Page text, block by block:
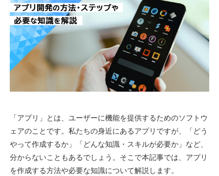
「アプリ」とは、ユーザーに機能を提供するためのソフトウ
ェアのことです。私たちの身近にあるアプリですが、「どう
やって作成するか」「どんな知識・スキルが必要か」など、
分からないこともあるでしょう。そこで本記事では、アプリ
を作成する方法や必要な知識について解説します。